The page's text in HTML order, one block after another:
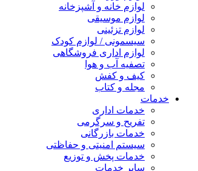
لوازم خانه و آشپزخانه
لوازم موسیقی
لوازم تزئینی
سیسمونی / لوازم کودک
لوازم اداری فروشگاهی
تصفیه آب و هوا
کیف و کفش
مجله و کتاب
خدمات
خدمات اداری
تفریح و سرگرمی
خدمات بازرگانی
سیستم امنیتی و حفاظتی
خدمات پخش و توزیع
سایر خدمات